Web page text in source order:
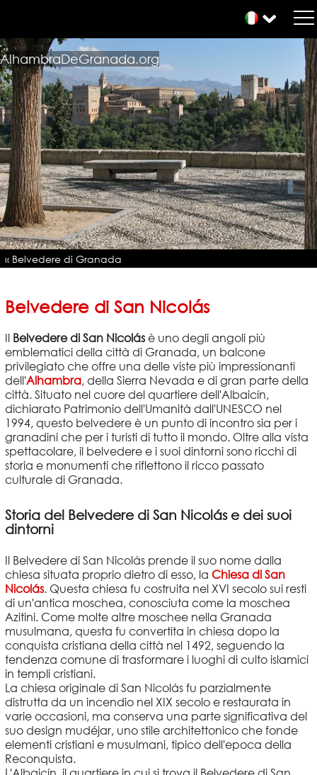
AlhambraDeGranada.org
« Belvedere di Granada
Belvedere di San Nicolás
Il Belvedere di San Nicolásè uno degli angoli più
emblematici della città di Granada, un balcone
privilegiato che offre una delle viste più impressionanti
dell'Alhambra, della Sierra Nevada e di gran parte della
città. Situato nel cuore del quartiere dell'Albaicín,
dichiarato Patrimonio dell'Umanità dall'UNESCO nel
1994, questo belvedere è un punto di incontro sia per i
granadini che per i turisti di tutto il mondo. Oltre alla vista
spettacolare, il belvedere e i suoi dintorni sono ricchi di
storia e monumenti che riflettono il ricco passato
culturale di Granada.
Storia del Belvedere di San Nicolás e dei suoi
dintorni
Il Belvedere di San Nicolás prende il suo nome dalla
chiesa situata proprio dietro di esso, la Chiesa di San
Nicolás. Questa chiesa fu costruita nel XVI secolo sui resti
di un'antica moschea, conosciuta come la moschea
Azitini. Come molte altre moschee nella Granada
musulmana, questa fu convertita in chiesa dopo la
conquista cristiana della città nel 1492, seguendo la
tendenza comune di trasformare i luoghi di culto islamici
in templi cristiani.
La chiesa originale di San Nicolás fu parzialmente
distrutta da un incendio nel XIX secolo e restaurata in
varie occasioni, ma conserva una parte significativa del
suo design mudéjar, uno stile architettonico che fonde
elementi cristiani e musulmani, tipico dell'epoca della
Reconquista.